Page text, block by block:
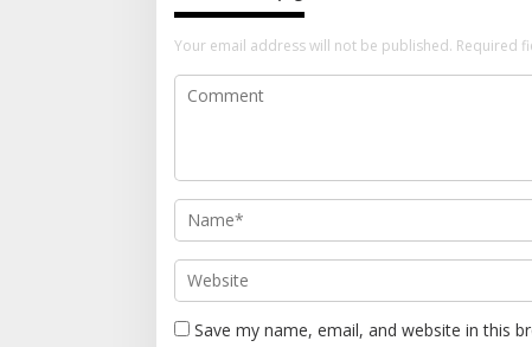
Your email address will not be published. Required
Save my name, email, and website in this